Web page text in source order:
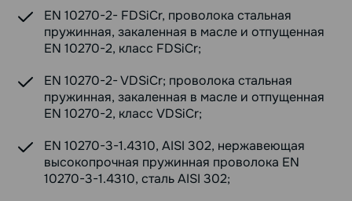
EN 10270-2- FDSiCr, проволока стальная
пружинная, закаленная в масле и отпущенная
EN 10270-2, класс FDSiCr;
EN 10270-2- VDSiCr; проволока стальная
пружинная, закаленная в масле и отпущенная
EN 10270-2, класс VDSiCr;
EN 10270-3-1.4310, AISI 302, нержавеющая
высокопрочная пружинная проволока EN
10270-3-1.4310, сталь AISI 302;